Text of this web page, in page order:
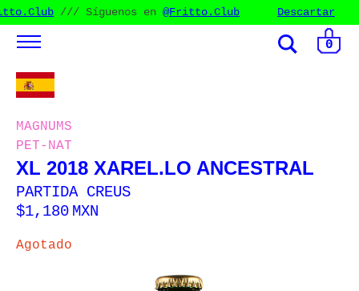
0
MAGNUMS
PET-NAT
XL 2018 XAREL.LO ANCESTRAL
PARTIDA CREUS
$1,180 MXN
Agotado
/// Síguenos en @Fritto.Club
@Fritto.Club///
Síguenos en
/// Síguenos en
Descartar